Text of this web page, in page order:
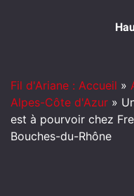
Fil d'Ariane : Accueil »
Alpes-Côte d'Azur »
est à pourvoir chez
Bouches-du-Rhône